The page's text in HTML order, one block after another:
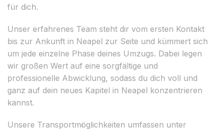
für dich.
Unser erfahrenes Team steht dir vom ersten Kontakt
bis zur Ankunft in Neapel zur Seite und kümmert sich
um jede einzelne Phase deines Umzugs. Dabei legen
wir großen Wert auf eine sorgfältige und
professionelle Abwicklung, sodass du dich voll und
ganz auf dein neues Kapitel in Neapel konzentrieren
kannst.
Unsere Transportmöglichkeiten umfassen unter